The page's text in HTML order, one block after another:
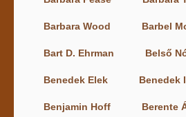
Barbara Wood Barbel
Bart D. Ehrman Belső
Benedek Elek Benedek
Benjamin Hoff Berente